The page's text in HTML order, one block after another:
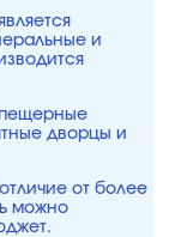
и
пещерные
дворцы и
от более
можно